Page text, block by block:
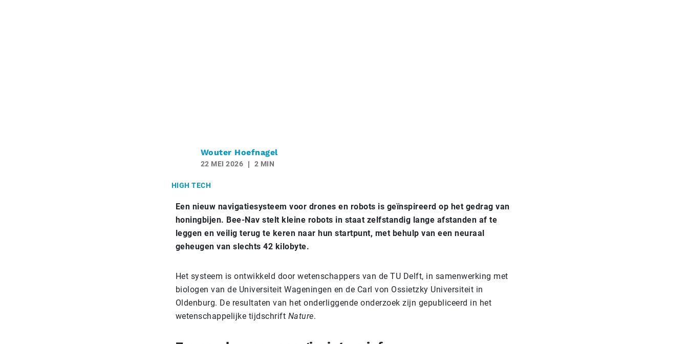
Wouter Hoefnagel
22 MEI 2026 2 MIN
HIGH TECH
Een nieuw navigatiesysteem voor drones en robots is geïnspireerd op het gedrag van
honingbijen. Bee-Nav stelt kleine robots in staat zelfstandig lange afstanden af te
leggen en veilig terug te keren naar hun startpunt, met behulp van een neuraal
geheugen van slechts 42 kilobyte.
Het systeem is ontwikkeld door wetenschappers van de TU Delft, in samenwerking met
biologen van de Universiteit Wageningen en de Carl von Ossietzky Universiteit in
Oldenburg. De resultaten van het onderliggende onderzoek zijn gepubliceerd in het
wetenschappelijke tijdschrift Nature.